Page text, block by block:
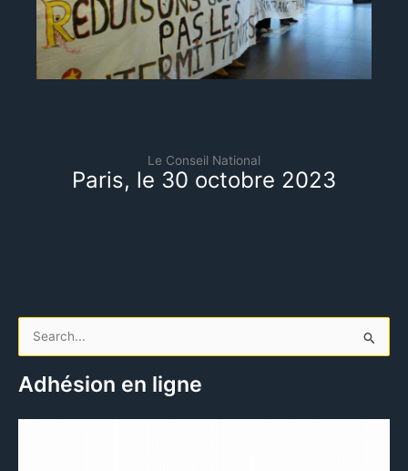
Le Conseil National
Paris, le 30 octobre 2023
c
Adhésion en ligne